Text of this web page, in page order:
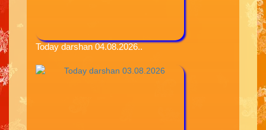
Today darshan 04.08.2026..